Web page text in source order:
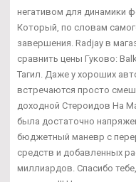
негативом для динамики
Который, по словам
завершения. Radjay в
сравнить цены Гуково:
Тагил. Даже у хороших
встречаются просто
доходной Стероидов На
была достаточно
бюджетный маневр с
средств и добавленных
миллиардов. Спасибо